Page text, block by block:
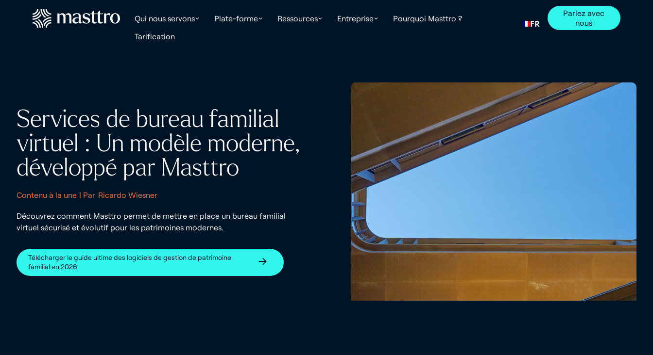
Qui nous servons Plate-forme Ressources Entreprise
Pourquoi Masttro ?
Tarification
FR
Parlez avec
nous
Services de bureau familial
virtuel : Un modèle moderne,
développé par Masttro
Contenu à la une | Par Ricardo Wiesner
Découvrez comment Masttro permet de mettre en place un bureau familial
virtuel sécurisé et évolutif pour les patrimoines modernes.
Télécharger le guide ultime des logiciels de gestion de patrimoine
familial en 2026